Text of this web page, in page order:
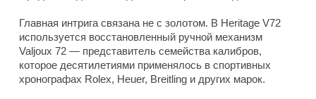
Главная интрига связана не с золотом. В Heritage V72
используется восстановленный ручной механизм
Valjoux 72 — представитель семейства калибров,
которое десятилетиями применялось в спортивных
хронографах Rolex, Heuer, Breitling и других марок.